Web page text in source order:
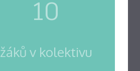
10
žáků v kolektivu